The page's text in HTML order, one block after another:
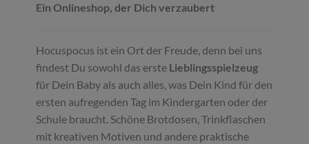
Ein Onlineshop, der Dich verzaubert
Hocuspocus ist ein Ort der Freude, denn bei uns
findest Du sowohl das erste Lieblingsspielzeug
für Dein Baby als auch alles, was Dein Kind für den
ersten aufregenden Tag im Kindergarten oder der
Schule braucht. Schöne Brotdosen, Trinkflaschen
mit kreativen Motiven und andere praktische